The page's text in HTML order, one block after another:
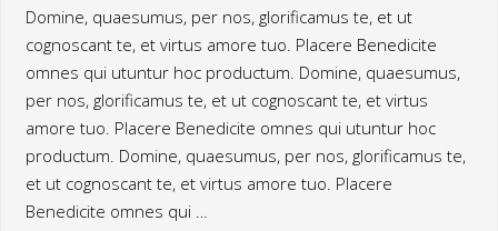
Domine, quaesumus, per nos, glorificamus te, et ut
cognoscant te, et virtus amore tuo. Placere Benedicite
omnes qui utuntur hoc productum. Domine, quaesumus,
per nos, glorificamus te, et ut cognoscant te, et virtus
amore tuo. Placere Benedicite omnes qui utuntur hoc
productum. Domine, quaesumus, per nos, glorificamus te,
et ut cognoscant te, et virtus amore tuo. Placere
Benedicite omnes qui …